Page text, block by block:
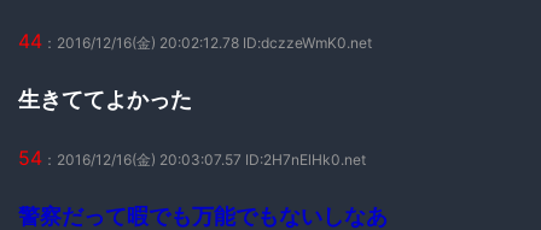
44 ：2016/12/16(金) 20:02:12.78 ID:dczzeWmK0.net
生きててよかった
54 ：2016/12/16(金) 20:03:07.57 ID:2H7nElHk0.net
警察だって暇でも万能でもないしなあ